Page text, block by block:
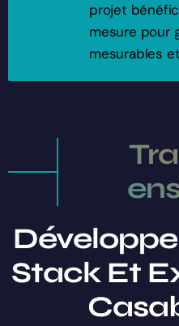
projet
mesure pour
mesurables
Stack Et